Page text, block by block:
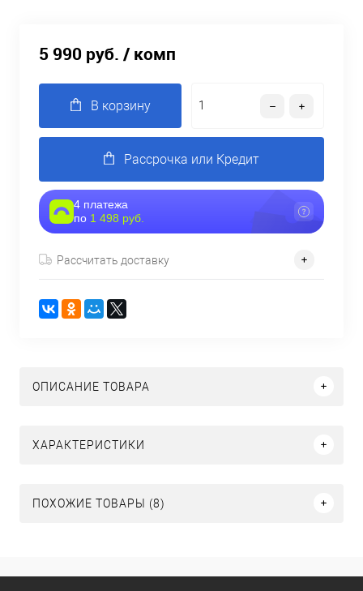
5 990 руб. / комп
В корзину
Рассрочка или Кредит
4 платежа
по 1 498 руб.
Рассчитать доставку
ОПИСАНИЕ ТОВАРА
ХАРАКТЕРИСТИКИ
ПОХОЖИЕ ТОВАРЫ (8)